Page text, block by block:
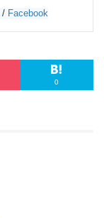
/ Facebook
0